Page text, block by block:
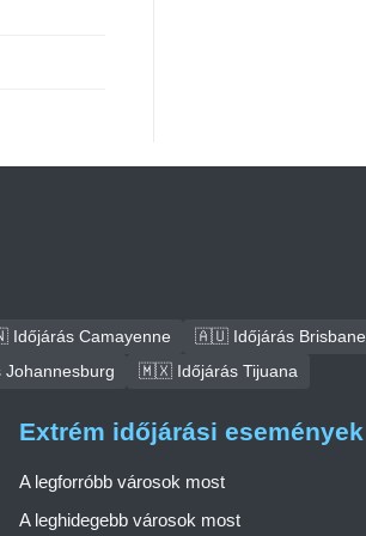
Camayenne
🇦🇺 Időjárás Brisbane
🇲🇽 Időjárás Tijuana
Extrém időjárási események
A legforróbb városok most
A leghidegebb városok most